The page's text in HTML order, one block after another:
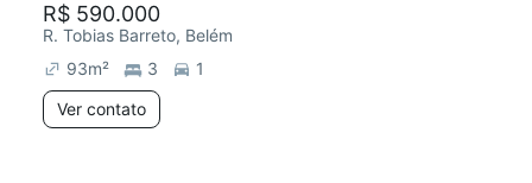
R$ 590.000
R. Tobias Barreto, Belém
93m² 3
1
Ver contato